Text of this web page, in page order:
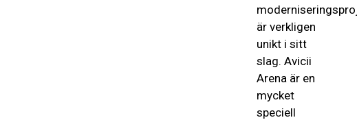
modernisering
är verkligen
unikt i sitt
slag.Avicii
Arena är en
mycket
speciell